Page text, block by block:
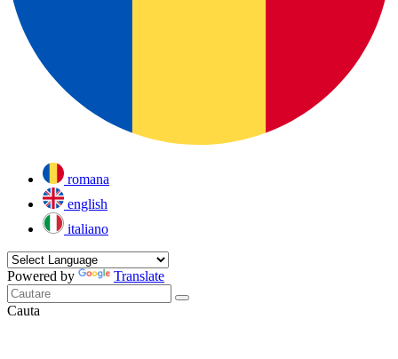
romana
english
italiano
Powered by Translate
Cauta